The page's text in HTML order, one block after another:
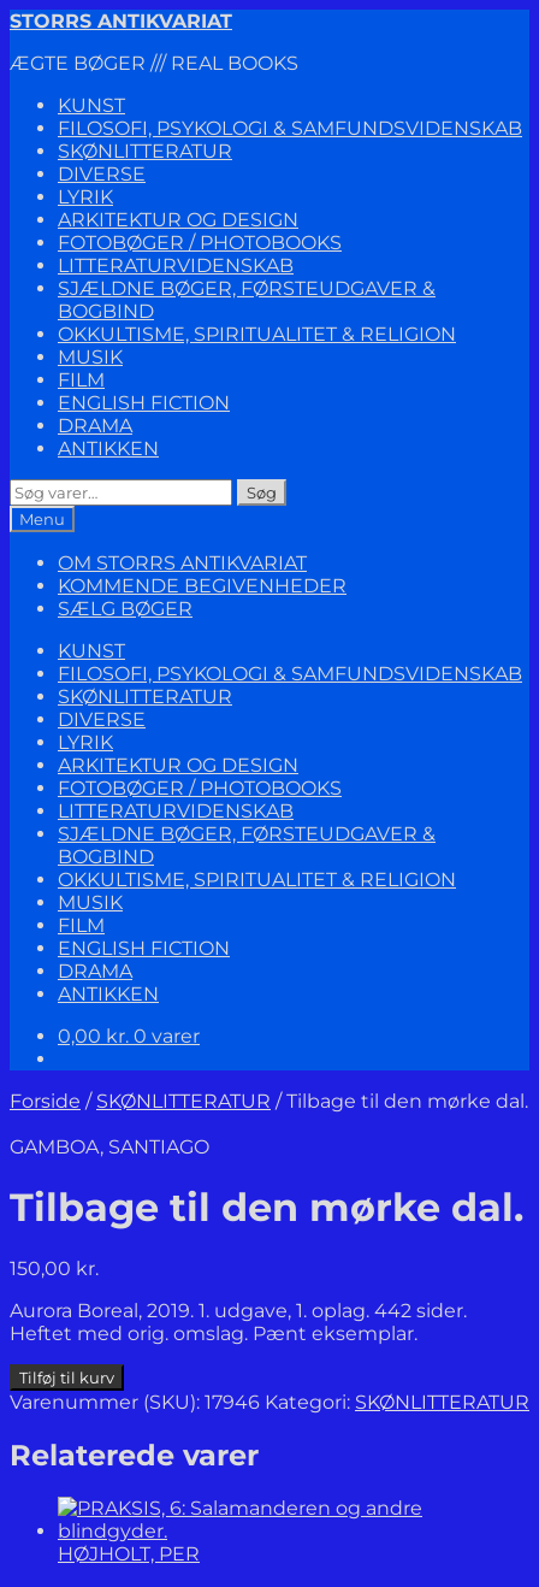
Spring
navigation
Spring
indhold
STORRS ANTIKVARIAT
ÆGTE BØGER /// REAL BOOKS
KUNST
FILOSOFI, PSYKOLOGI & SAMFUNDSVIDENSKAB
SKØNLITTERATUR
DIVERSE
LYRIK
ARKITEKTUR OG DESIGN
FOTOBØGER / PHOTOBOOKS
LITTERATURVIDENSKAB
SJÆLDNE BØGER, FØRSTEUDGAVER &
BOGBIND
OKKULTISME, SPIRITUALITET & RELIGION
MUSIK
FILM
ENGLISH FICTION
DRAMA
ANTIKKEN
Søg
efter:
Søg
Menu
OM STORRS ANTIKVARIAT
KOMMENDE BEGIVENHEDER
SÆLG BØGER
KUNST
FILOSOFI, PSYKOLOGI & SAMFUNDSVIDENSKAB
SKØNLITTERATUR
DIVERSE
LYRIK
ARKITEKTUR OG DESIGN
FOTOBØGER / PHOTOBOOKS
LITTERATURVIDENSKAB
SJÆLDNE BØGER, FØRSTEUDGAVER &
BOGBIND
OKKULTISME, SPIRITUALITET & RELIGION
MUSIK
FILM
ENGLISH FICTION
DRAMA
ANTIKKEN
0,00 kr. 0 varer
Forside / SKØNLITTERATUR /Tilbage til den mørke dal.
GAMBOA, SANTIAGO
Tilbage til den mørke dal.
150,00 kr.
Aurora Boreal, 2019. 1. udgave, 1. oplag. 442 sider.
Heftet med orig. omslag. Pænt eksemplar.
Tilbage
til
mørke
dal.
Tilføj til kurv
Varenummer (SKU): 17946 Kategori: SKØNLITTERATUR
Relaterede varer
HØJHOLT, PER